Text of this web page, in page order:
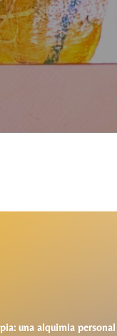
una alquimia